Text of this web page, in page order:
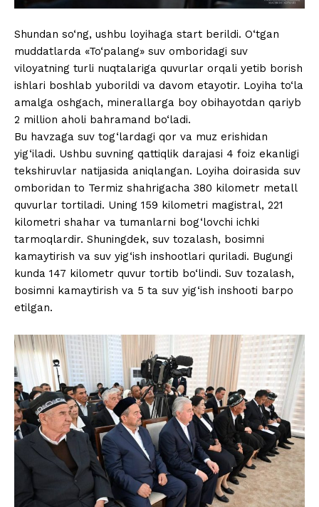
Shundan so‘ng, ushbu loyihaga start berildi. O‘tgan
muddatlarda «To‘palang» suv omboridagi suv
viloyatning turli nuqtalariga quvurlar orqali yetib borish
ishlari boshlab yuborildi va davom etayotir. Loyiha to‘la
amalga oshgach, minerallarga boy obihayotdan qariyb
2 million aholi bahramand bo‘ladi.
Bu havzaga suv tog‘lardagi qor va muz erishidan
yig‘iladi. Ushbu suvning qattiqlik darajasi 4 foiz ekanligi
tekshiruvlar natijasida aniqlangan. Loyiha doirasida suv
omboridan to Termiz shahrigacha 380 kilometr metall
quvurlar tortiladi. Uning 159 kilometri magistral, 221
kilometri shahar va tumanlarni bog‘lovchi ichki
tarmoqlardir. Shuningdek, suv tozalash, bosimni
kamaytirish va suv yig‘ish inshootlari quriladi. Bugungi
kunda 147 kilometr quvur tortib bo‘lindi. Suv tozalash,
bosimni kamaytirish va 5 ta suv yig‘ish inshooti barpo
etilgan.